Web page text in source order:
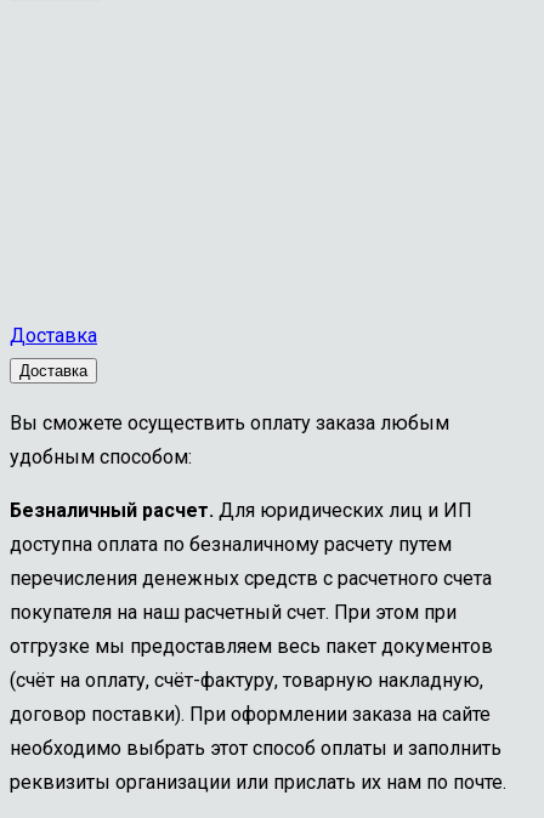
Доставка
Доставка
Вы сможете осуществить оплату заказа любым
удобным способом:
Безналичный расчет. Для юридических лиц и ИП
доступна оплата по безналичному расчету путем
перечисления денежных средств с расчетного счета
покупателя на наш расчетный счет. При этом при
отгрузке мы предоставляем весь пакет документов
(счёт на оплату, счёт-фактуру, товарную накладную,
договор поставки). При оформлении заказа на сайте
необходимо выбрать этот способ оплаты и заполнить
реквизиты организации или прислать их нам по почте.